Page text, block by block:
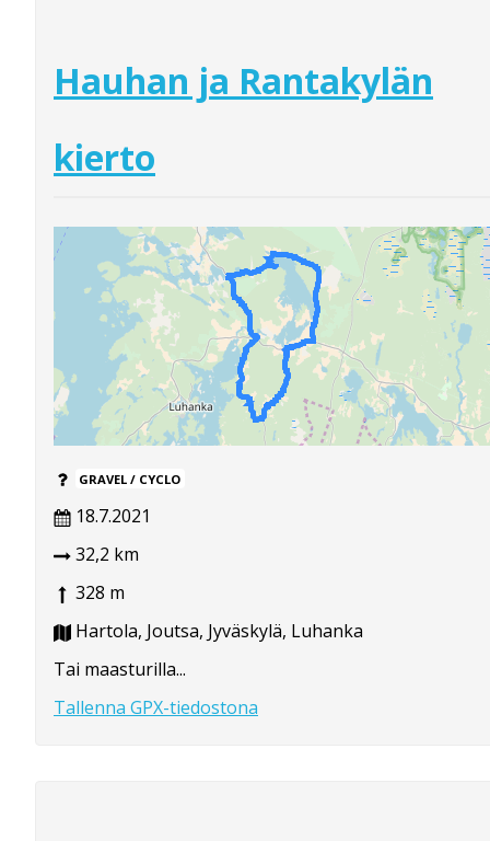
Hauhan ja Rantakylän
kierto
GRAVEL / CYCLO
18.7.2021
32,2 km
328 m
Hartola, Joutsa, Jyväskylä, Luhanka
Tai maasturilla...
Tallenna GPX-tiedostona